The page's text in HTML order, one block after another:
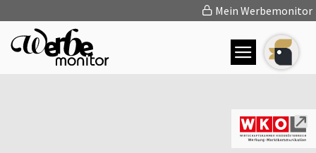
Mein Werbemonitor